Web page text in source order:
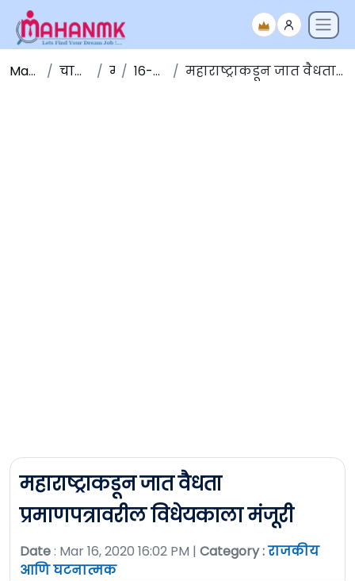
Maha NMK चालू घडामोडी मार्च १६-मार्च-२०२० महाराष्ट्राकडून जात वैधता प्रमाणपत्रावरील विधेयकाला मंजूरी
महाराष्ट्राकडून जात वैधता
प्रमाणपत्रावरील विधेयकाला मंजूरी
Date: Mar 16, 2020 16:02 PM | Category :राजकीय
आणि घटनात्मक